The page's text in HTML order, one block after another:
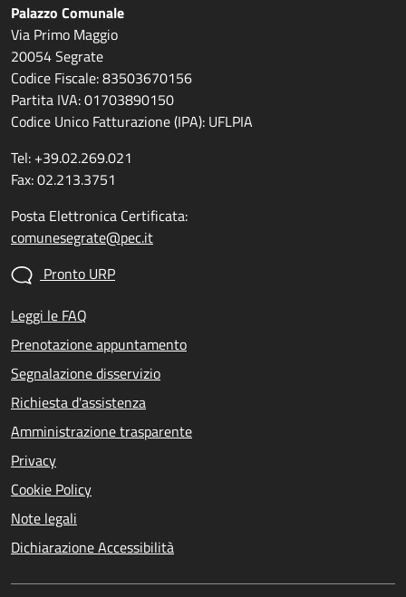
Palazzo Comunale
Via Primo Maggio
20054 Segrate
Codice Fiscale: 83503670156
Partita IVA: 01703890150
Codice Unico Fatturazione (IPA): UFLPIA
Tel: +39.02.269.021
Fax: 02.213.3751
Posta Elettronica Certificata:
comunesegrate@pec.it
Pronto URP
Leggi le FAQ
Prenotazione appuntamento
Segnalazione disservizio
Richiesta d'assistenza
Amministrazione trasparente
Privacy
Cookie Policy
Note legali
Dichiarazione Accessibilità